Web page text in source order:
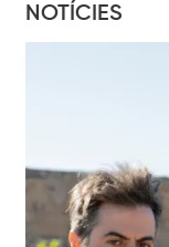
NOTÍCIES